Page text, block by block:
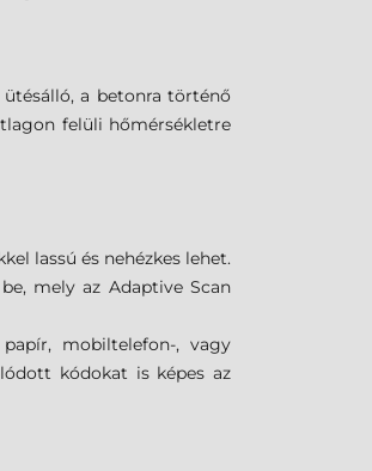
a betonra történő
felüli hőmérsékletre
lassú és nehézkes lehet.
mely az Adaptive Scan
mobiltelefon-, vagy
kódokat is képes az